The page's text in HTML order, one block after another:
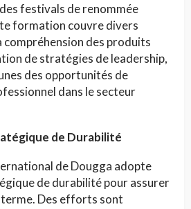
festivals de renommée
formation couvre divers
compréhension des produits
de stratégies de leadership,
des opportunités de
dans le secteur
de Durabilité
de Dougga adopte
de durabilité pour assurer
Des efforts sont